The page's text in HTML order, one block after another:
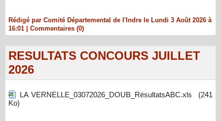
Rédigé par Comité Départemental de l'Indre le Lundi 3 Août 2026 à
16:01
Commentaires (0)
RESULTATS CONCOURS JUILLET
2026
LA VERNELLE_03072026_DOUB_RésultatsABC.xls
(241
Ko)